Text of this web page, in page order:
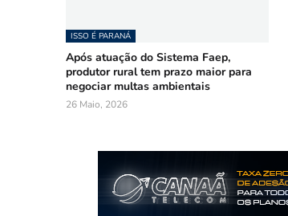
ISSO É PARANÁ
Após atuação do Sistema Faep,
produtor rural tem prazo maior para
negociar multas ambientais
26 Maio, 2026